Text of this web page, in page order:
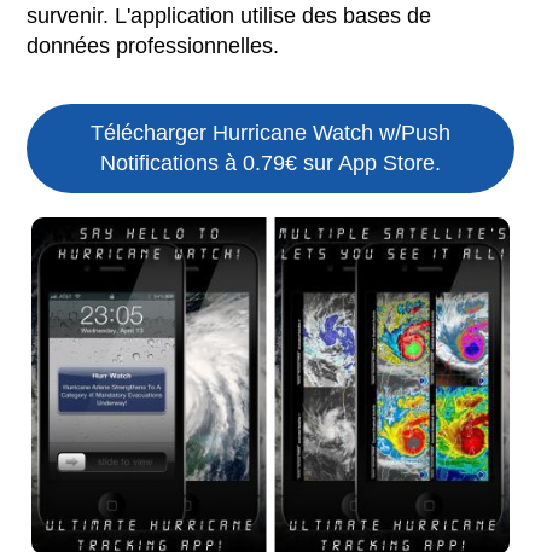
survenir. L'application utilise des bases de
données professionnelles.
Télécharger Hurricane Watch w/Push
Notifications à 0.79€ sur App Store.